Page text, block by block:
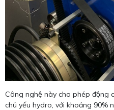
Công nghệ này cho phép động
chủ yếu hydro, với khoảng 90%